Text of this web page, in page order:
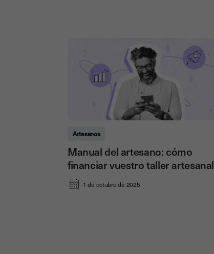
Artesanos
Manual del artesano: cómo
financiar vuestro taller artesanal
1 de octubre de 2025